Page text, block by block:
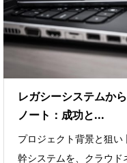
レガシーシステムか
ノート：成功と...
プロジェクト背景と狙
幹システムを、クラウ